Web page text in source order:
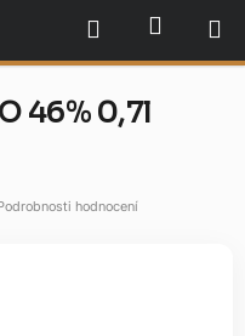
Hledat
46% 0,7l
hodnocení